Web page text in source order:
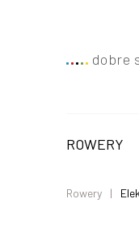
dobre
ROWERY
Rowery